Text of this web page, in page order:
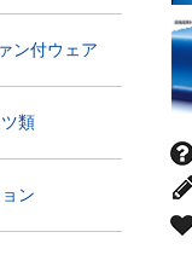
ン付ウェア
類
ン